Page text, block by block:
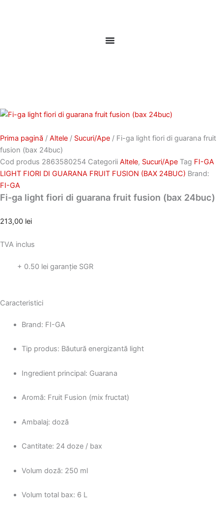
Prima pagină / Altele / Sucuri/Ape / Fi-ga light fiori di guarana fruit
fusion (bax 24buc)
Cod produs 2863580254 Categorii Altele, Sucuri/Ape Tag FI-GA
LIGHT FIORI DI GUARANA FRUIT FUSION (BAX 24BUC) Brand:
FI-GA
Fi-ga light fiori di guarana fruit fusion (bax 24buc)
213,00 lei
TVA inclus
+ 0.50 lei garanție SGR
Caracteristici
Brand: FI-GA
Tip produs: Băutură energizantă light
Ingredient principal: Guarana
Aromă: Fruit Fusion (mix fructat)
Ambalaj: doză
Cantitate: 24 doze / bax
Volum doză: 250 ml
Volum total bax: 6 L